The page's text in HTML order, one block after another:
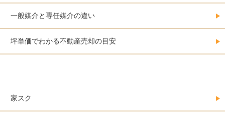
一般媒介と専任媒介の違い
坪単価でわかる不動産売却の目安
家スク